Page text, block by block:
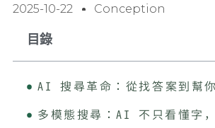
2025-10-22 Conception
目錄